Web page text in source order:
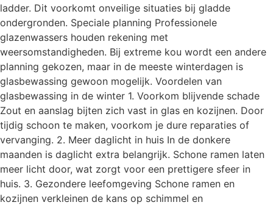
ladder. Dit voorkomt onveilige situaties bij gladde
ondergronden. Speciale planning Professionele
glazenwassers houden rekening met
weersomstandigheden. Bij extreme kou wordt een andere
planning gekozen, maar in de meeste winterdagen is
glasbewassing gewoon mogelijk. Voordelen van
glasbewassing in de winter 1. Voorkom blijvende schade
Zout en aanslag bijten zich vast in glas en kozijnen. Door
tijdig schoon te maken, voorkom je dure reparaties of
vervanging. 2. Meer daglicht in huis In de donkere
maanden is daglicht extra belangrijk. Schone ramen laten
meer licht door, wat zorgt voor een prettigere sfeer in
huis. 3. Gezondere leefomgeving Schone ramen en
kozijnen verkleinen de kans op schimmel en